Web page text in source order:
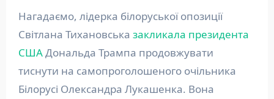
Нагадаємо, лідерка білоруської опозиції
Світлана Тихановська закликала президента
СШАДональда Трампа продовжувати
тиснути на самопроголошеного очільника
Білорусі Олександра Лукашенка. Вона